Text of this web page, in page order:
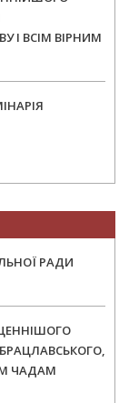
І ВСІМ ВІРНИМ
РАДИ
ЧАДАМ